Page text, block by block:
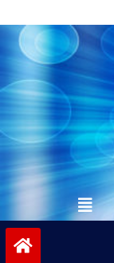
to
content